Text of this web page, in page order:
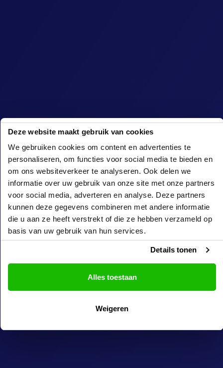
Deze website maakt gebruik van cookies
We gebruiken cookies om content en advertenties te
personaliseren, om functies voor social media te bieden en
om ons websiteverkeer te analyseren. Ook delen we
informatie over uw gebruik van onze site met onze partners
voor social media, adverteren en analyse. Deze partners
kunnen deze gegevens combineren met andere informatie
die u aan ze heeft verstrekt of die ze hebben verzameld op
basis van uw gebruik van hun services.
Details tonen
Alles toestaan
Weigeren